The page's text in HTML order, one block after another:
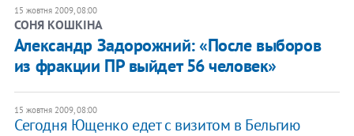
15 жовтня 2009, 08:00
СОНЯ КОШКІНА
Александр Задорожний: «После выборов
из фракции ПР выйдет 56 человек»
15 жовтня 2009, 08:00
Сегодня Ющенко едет с визитом в Бельгию